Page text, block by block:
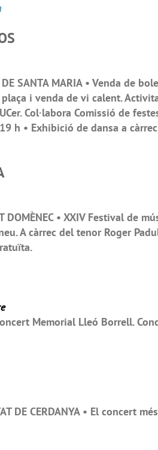
SANTA MARIA • Venda de
i venda de vi calent.
Col·labora Comissió de
h • Exhibició de dansa a
DOMÈNEC • XXIV Festival de
A càrrec del tenor Roger
Memorial Lleó Borrell.
DE CERDANYA • El concert